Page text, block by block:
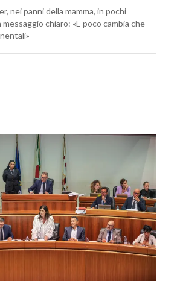
nei panni della mamma, in pochi
chiaro: «E poco cambia che